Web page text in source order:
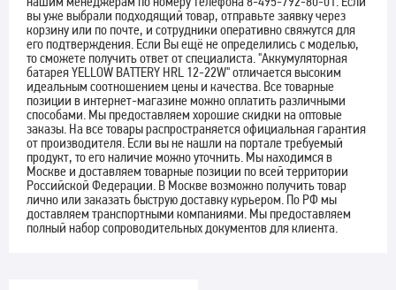
вы уже выбрали подходящий товар, отправьте заявку через
корзину или по почте, и сотрудники оперативно свяжутся для
его подтверждения. Если Вы ещё не определились с моделью,
то сможете получить ответ от специалиста. "Аккумуляторная
батарея YELLOW BATTERY HRL 12-22W" отличается высоким
идеальным соотношением цены и качества. Все товарные
позиции в интернет-магазине можно оплатить различными
способами. Мы предоставляем хорошие скидки на оптовые
заказы. На все товары распространяется официальная гарантия
от производителя. Если вы не нашли на портале требуемый
продукт, то его наличие можно уточнить. Мы находимся в
Москве и доставляем товарные позиции по всей территории
Российской Федерации. В Москве возможно получить товар
лично или заказать быструю доставку курьером. По РФ мы
доставляем транспортными компаниями. Мы предоставляем
полный набор сопроводительных документов для клиента.